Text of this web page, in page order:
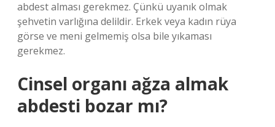
abdest alması gerekmez. Çünkü uyanık olmak
şehvetin varlığına delildir. Erkek veya kadın rüya
görse ve meni gelmemiş olsa bile yıkaması
gerekmez.
Cinsel organı ağza almak
abdesti bozar mı?